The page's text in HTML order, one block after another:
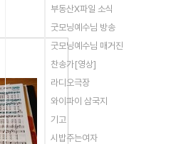
부동산X파일 소식
굿모닝예수님 방송
굿모닝예수님 매거진
찬송가[영상]
라디오극장
와이파이 삼국지
기고
시밥주는여자